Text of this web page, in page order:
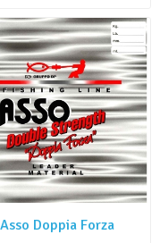
Asso Doppia Forza